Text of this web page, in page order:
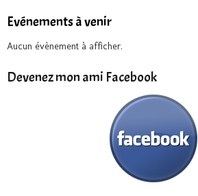
Evénements à venir
Aucun évènement à afficher.
Devenez mon ami Facebook